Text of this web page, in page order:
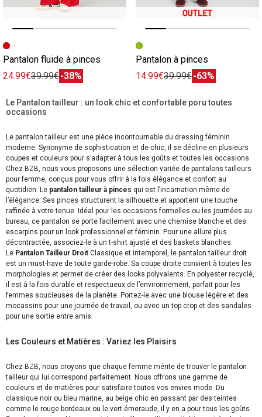
Image précédente
Image suivante
Pantalon fluide à pinces
24.99€39.99€-38%
Image précédente
Image suivante
Pantalon à pinces
14.99€39.99€-63%
Le Pantalon tailleur : un look chic et confortable poru toutes
occasions
Le pantalon tailleur est une pièce incontournable du dressing féminin
moderne. Synonyme de sophistication et de chic, il se décline en plusieurs
coupes et couleurs pour s’adapter à tous les goûts et toutes les occasions.
Chez BZB, nous vous proposons une sélection variée de pantalons tailleurs
pour femme, conçus pour vous offrir à la fois élégance et confort au
quotidien. Le pantalon tailleur à pinces qui est l’incarnation même de
l’élégance. Ses pinces structurent la silhouette et apportent une touche
raffinée à votre tenue. Idéal pour les occasions formelles ou les journées au
bureau, ce pantalon se porte facilement avec une chemise blanche et des
escarpins pour un look professionnel et féminin. Pour une allure plus
décontractée, associez-le à un t-shirt ajusté et des baskets blanches.
Le Pantalon Tailleur Droit Classique et intemporel, le pantalon tailleur droit
est un must-have de toute garde-robe. Sa coupe droite convient à toutes les
morphologies et permet de créer des looks polyvalents. En polyester recyclé,
il est à la fois durable et respectueux de l’environnement, parfait pour les
femmes soucieuses de la planète. Portez-le avec une blouse légère et des
mocassins pour une journée de travail, ou avec un top crop et des sandales
pour une sortie entre amis.
Les Couleurs et Matières : Variez les Plaisirs
Chez BZB, nous croyons que chaque femme mérite de trouver le pantalon
tailleur qui lui correspond parfaitement. Nous offrons une gamme de
couleurs et de matières pour satisfaire toutes vos envies mode. Du
classique noir ou bleu marine, au beige chic en passant par des teintes
comme le rouge bordeaux ou le vert émeraude, il y en a pour tous les goûts.